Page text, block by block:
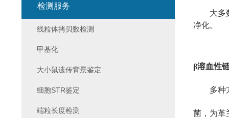
大多
净化。
β溶血性
多种
菌， 为革
检测服务
线粒体拷贝数检测
甲基化
大小鼠遗传背景鉴定
细胞STR鉴定
端粒长度检测